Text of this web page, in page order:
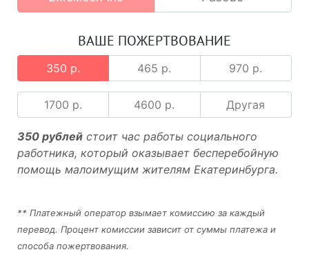
ВАШЕ ПОЖЕРТВОВАНИЕ
350 р. 465 р. 970 р.
1700 р. 4600 р. Другая
350 рублей стоит час работы социального
работника, который оказывает бесперебойную
помощь малоимущим жителям Екатеринбурга.
** Платежный оператор взымает комиссию за каждый
перевод. Процент комиссии зависит от суммы платежа и
способа пожертвования.